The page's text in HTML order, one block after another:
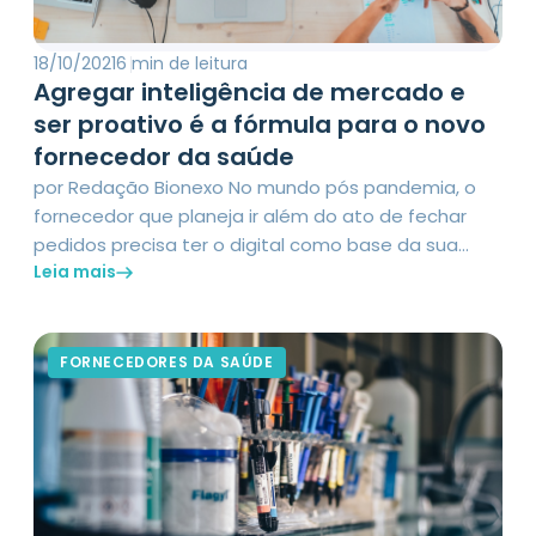
18/10/20216 min de leitura
Agregar inteligência de mercado e
ser proativo é a fórmula para o novo
fornecedor da saúde
por Redação Bionexo No mundo pós pandemia, o
fornecedor que planeja ir além do ato de fechar
pedidos precisa ter o digital como base da sua
relação com hospitais e operadoras. Ferramentas
ambiente para esse profissional somar vendas de
forma assertiva, ganhar fatias de mercado, se
manter intrinsecamente […]
Leia mais
FORNECEDORES DA SAÚDE